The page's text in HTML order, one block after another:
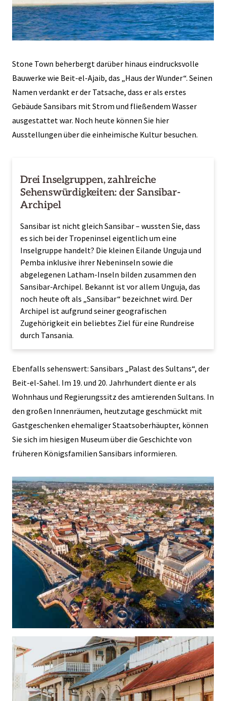
Stone Town beherbergt darüber hinaus eindrucksvolle
Bauwerke wie Beit-el-Ajaib, das „Haus der Wunder“. Seinen
Namen verdankt er der Tatsache, dass er als erstes
Gebäude Sansibars mit Strom und fließendem Wasser
ausgestattet war. Noch heute können Sie hier
Ausstellungen über die einheimische Kultur besuchen.
Drei Inselgruppen, zahlreiche
Sehenswürdigkeiten: der Sansibar-
Archipel
Sansibar ist nicht gleich Sansibar – wussten Sie, dass
es sich bei der Tropeninsel eigentlich um eine
Inselgruppe handelt? Die kleinen Eilande Unguja und
Pemba inklusive ihrer Nebeninseln sowie die
abgelegenen Latham-Inseln bilden zusammen den
Sansibar-Archipel. Bekannt ist vor allem Unguja, das
noch heute oft als „Sansibar“ bezeichnet wird. Der
Archipel ist aufgrund seiner geografischen
Zugehörigkeit ein beliebtes Ziel für eine Rundreise
durch Tansania.
Ebenfalls sehenswert: Sansibars „Palast des Sultans“, der
Beit-el-Sahel. Im 19. und 20. Jahrhundert diente er als
Wohnhaus und Regierungssitz des amtierenden Sultans. In
den großen Innenräumen, heutzutage geschmückt mit
Gastgeschenken ehemaliger Staatsoberhäupter, können
Sie sich im hiesigen Museum über die Geschichte von
früheren Königsfamilien Sansibars informieren.